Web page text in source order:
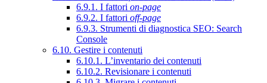
6.9.1. I fattori on-page
6.9.2. I fattori off-page
6.9.3. Strumenti di diagnostica SEO: Search
Console
6.10. Gestire i contenuti
6.10.1. L’inventario dei contenuti
6.10.2. Revisionare i contenuti